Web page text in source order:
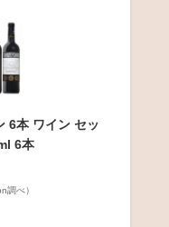
6本 ワイン セッ
6本
調べ）